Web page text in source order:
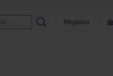
Registro